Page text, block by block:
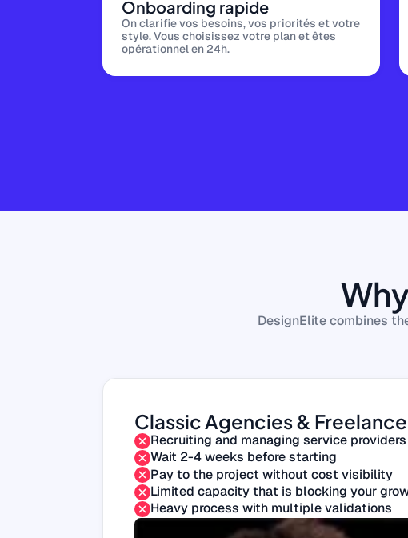
Onboarding rapide
On clarifie vos besoins, vos priorités et votre
style. Vous choisissez votre plan et êtes
opérationnel en 24h.
DesignElite combines
Classic Agencies &
Recruiting and managing service providers
Wait 2-4 weeks before starting
Pay to the project without cost visibility
Limited capacity that is blocking your
Heavy process with multiple validations